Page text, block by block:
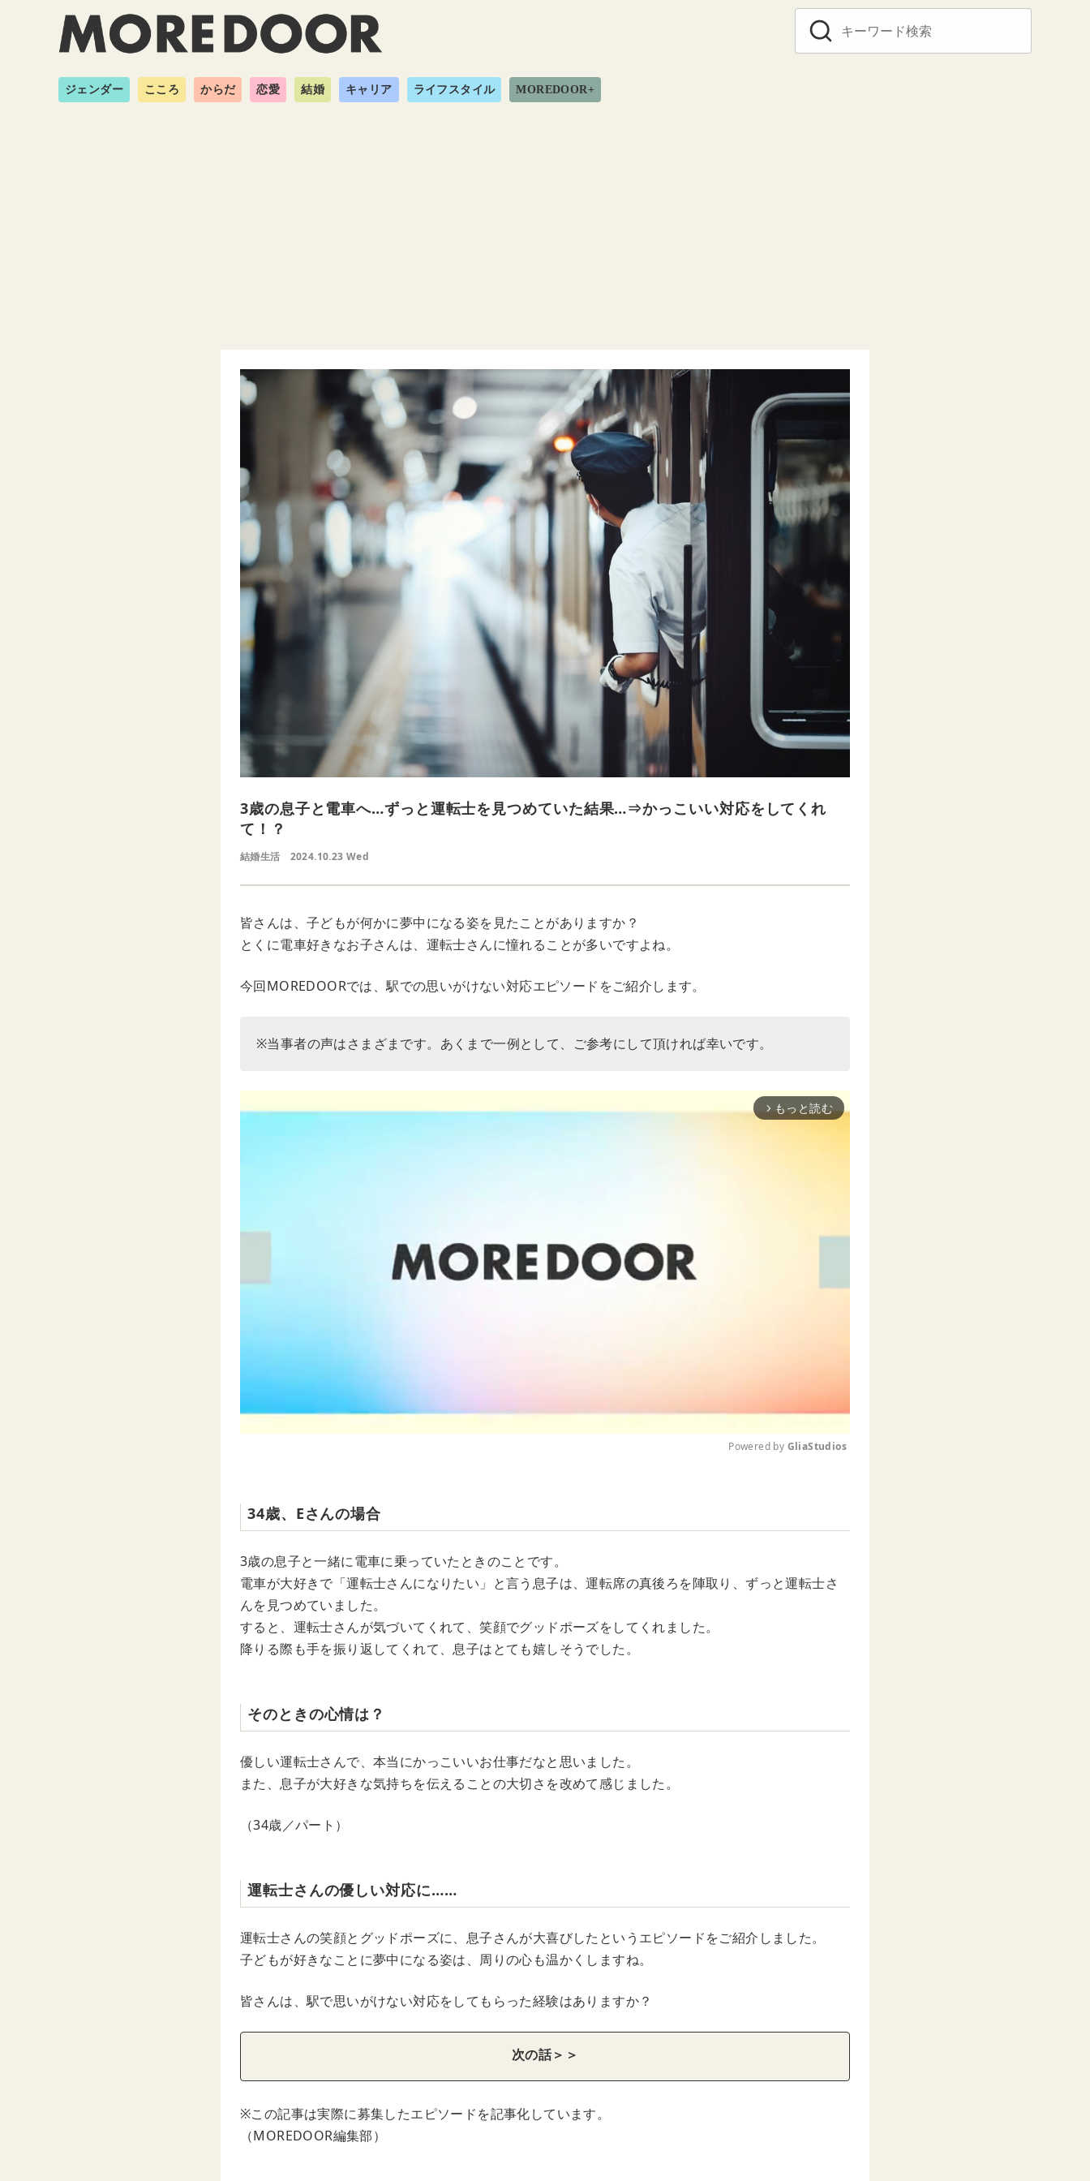
ジェンダー こころ からだ 恋愛 結婚 キャリア ライフスタイル MOREDOOR+
3歳の息子と電車へ…ずっと運転士を見つめていた結果…⇒かっこいい対応をしてくれ
て！？
結婚生活 2024.10.23 Wed
皆さんは、子どもが何かに夢中になる姿を見たことがありますか？
とくに電車好きなお子さんは、運転士さんに憧れることが多いですよね。
今回MOREDOORでは、駅での思いがけない対応エピソードをご紹介します。
※当事者の声はさまざまです。あくまで一例として、ご参考にして頂ければ幸いです。
arrow_forward_ios もっと読む
t
Powered by GliaStudios
34歳、Eさんの場合
3歳の息子と一緒に電車に乗っていたときのことです。
電車が大好きで「運転士さんになりたい」と言う息子は、運転席の真後ろを陣取り、ずっと運転士さ
んを見つめていました。
すると、運転士さんが気づいてくれて、笑顔でグッドポーズをしてくれました。
降りる際も手を振り返してくれて、息子はとても嬉しそうでした。
そのときの心情は？
優しい運転士さんで、本当にかっこいいお仕事だなと思いました。
また、息子が大好きな気持ちを伝えることの大切さを改めて感じました。
（34歳／パート）
運転士さんの優しい対応に……
運転士さんの笑顔とグッドポーズに、息子さんが大喜びしたというエピソードをご紹介しました。
子どもが好きなことに夢中になる姿は、周りの心も温かくしますね。
皆さんは、駅で思いがけない対応をしてもらった経験はありますか？
次の話＞＞
※この記事は実際に募集したエピソードを記事化しています。
（MOREDOOR編集部）